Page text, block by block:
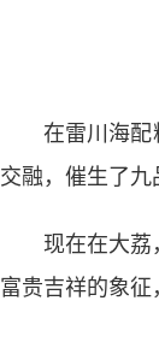
在雷川海配料
交融，催生了
现在在大荔，
富贵吉祥的象征